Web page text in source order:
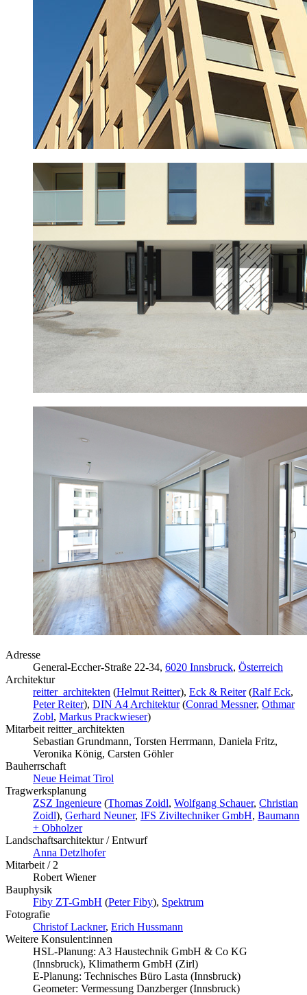
Adresse
General-Eccher-Straße 22-34, 6020 Innsbruck, Österreich
Architektur
reitter_architekten (Helmut Reitter), Eck & Reiter(Ralf Eck,
Peter Reiter), DIN A4 Architektur(Conrad Messner, Othmar
Zobl, Markus Prackwieser)
Mitarbeit reitter_architekten
Sebastian Grundmann, Torsten Herrmann, Daniela Fritz,
Veronika König, Carsten Göhler
Bauherrschaft
Neue Heimat Tirol
Tragwerksplanung
ZSZ Ingenieure (Thomas Zoidl, Wolfgang Schauer, Christian
Zoidl), Gerhard Neuner, IFS Ziviltechniker GmbH, Baumann
+ Obholzer
Landschaftsarchitektur / Entwurf
Anna Detzlhofer
Mitarbeit / 2
Robert Wiener
Bauphysik
Fiby ZT-GmbH (Peter Fiby), Spektrum
Fotografie
Christof Lackner, Erich Hussmann
Weitere Konsulent:innen
HSL-Planung: A3 Haustechnik GmbH & Co KG
(Innsbruck), Klimatherm GmbH (Zirl)
E-Planung: Technisches Büro Lasta (Innsbruck)
Geometer: Vermessung Danzberger (Innsbruck)